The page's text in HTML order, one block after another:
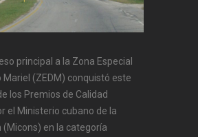
principal a la Zona Especial
Mariel (ZEDM) conquistó este
los Premios de Calidad
el Ministerio cubano de la
(Micons) en la categoría